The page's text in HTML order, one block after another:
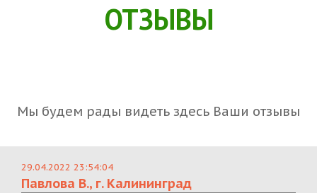
ОТЗЫВЫ
Мы будем рады видеть здесь Ваши отзывы
29.04.2022 23:54:04
Павлова В., г. Калининград